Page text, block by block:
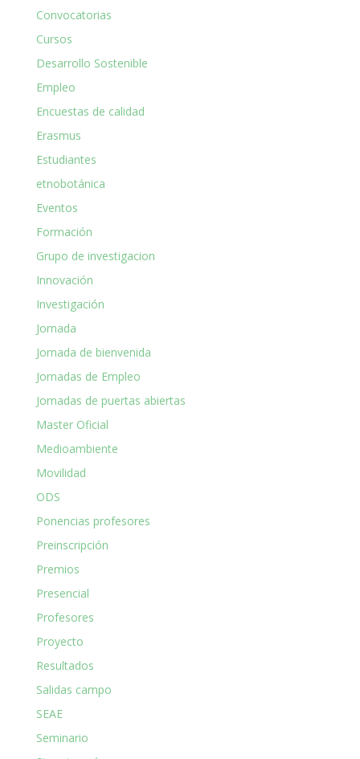
Convocatorias
Cursos
Desarrollo Sostenible
Empleo
Encuestas de calidad
Erasmus
Estudiantes
etnobotánica
Eventos
Formación
Grupo de investigacion
Innovación
Investigación
Jornada
Jornada de bienvenida
Jornadas de Empleo
Jornadas de puertas abiertas
Master Oficial
Medioambiente
Movilidad
ODS
Ponencias profesores
Preinscripción
Premios
Presencial
Profesores
Proyecto
Resultados
Salidas campo
SEAE
Seminario